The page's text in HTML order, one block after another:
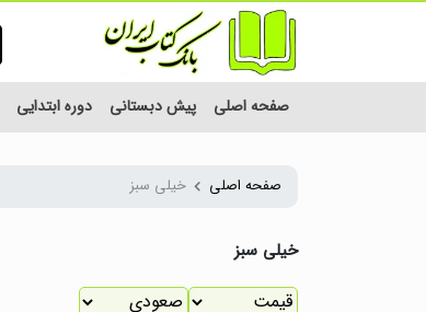
صفحه اصلی پیش دبستانی دوره ابتدایی
صفحه اصلی خیلی سبز
خیلی سبز